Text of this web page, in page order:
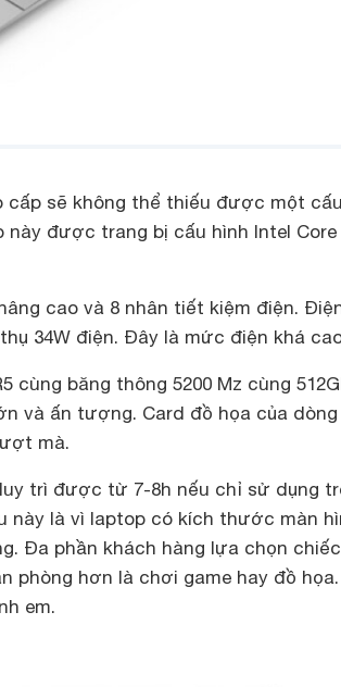
sẽ không thể thiếu được một
được trang bị cấu hình Intel Core
cao và 8 nhân tiết kiệm điện.
34W điện. Đây là mức điện khá
cùng băng thông 5200 Mz cùng
và ấn tượng. Card đồ họa của
mà.
trì được từ 7-8h nếu chỉ sử dụng
này là vì laptop có kích thước màn
Đa phần khách hàng lựa chọn
phòng hơn là chơi game hay đồ họa.
em.